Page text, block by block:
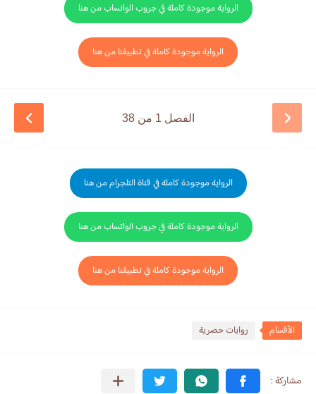
الرواية موجودة كاملة في جروب الواتساب من هنا
الرواية موجودة كاملة في تطبيقنا من هنا
الفصل 1 من 38
الرواية موجودة كاملة في قناة التلجرام من هنا
الرواية موجودة كاملة في جروب الواتساب من هنا
الرواية موجودة كاملة في تطبيقنا من هنا
الأقسام روايات حصرية